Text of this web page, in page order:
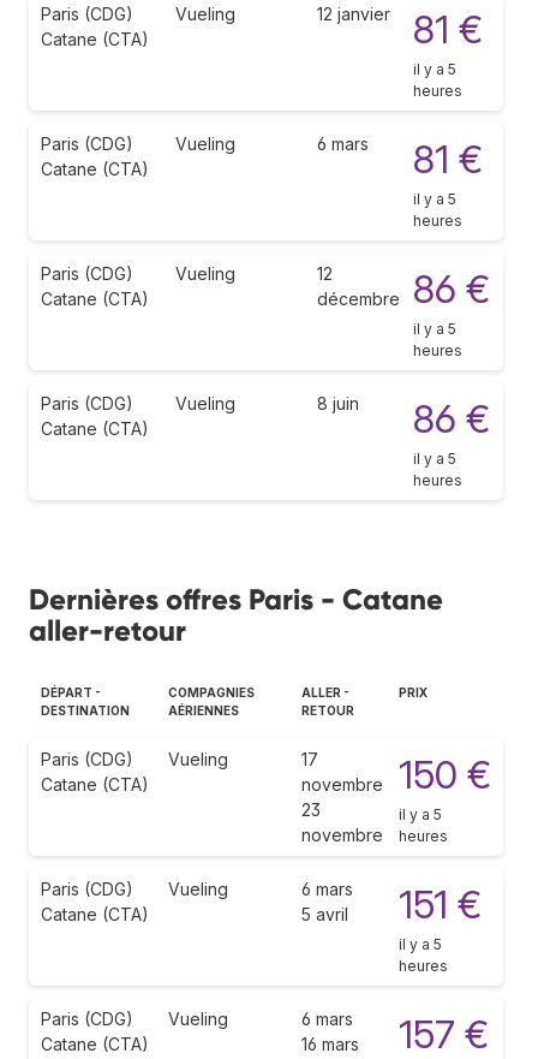
Paris (CDG)
Catane (CTA)
Vueling 12 janvier 81 €
il y a 5
heures
Paris (CDG)
Catane (CTA)
Vueling 6 mars 81 €
il y a 5
heures
Paris (CDG)
Catane (CTA)
Vueling
12
décembre
86 €
il y a 5
heures
Paris (CDG)
Catane (CTA)
Vueling 8 juin 86 €
il y a 5
heures
Dernières offres Paris - Catane
aller-retour
DÉPART -
DESTINATION
COMPAGNIES
AÉRIENNES
ALLER -
RETOUR
PRIX
Paris (CDG)
Catane (CTA)
Vueling
17
novembre
23
novembre
150 €
il y a 5
heures
Paris (CDG)
Catane (CTA)
Vueling
6 mars
5 avril
151 €
il y a 5
heures
Paris (CDG)
Catane (CTA)
Vueling
6 mars
16 mars
157 €